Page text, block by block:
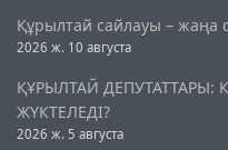
Құрылтай сайлауы – жаңа
2026 ж. 10 августа
ҚҰРЫЛТАЙ ДЕПУТАТТАРЫ:
ЖҮКТЕЛЕДІ?
2026 ж. 5 августа